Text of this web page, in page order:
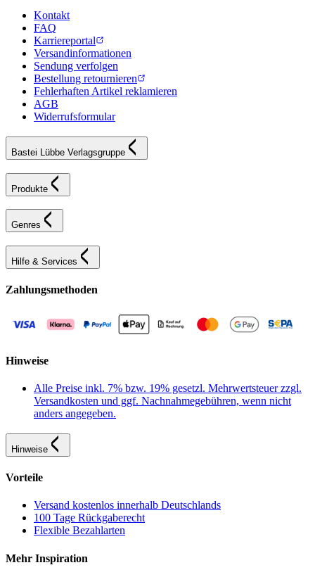
Kontakt
FAQ
Karriereportal
Versandinformationen
Sendung verfolgen
Bestellung retournieren
Fehlerhaften Artikel reklamieren
AGB
Widerrufsformular
Bastei Lübbe Verlagsgruppe
Produkte
Genres
Hilfe & Services
Zahlungsmethoden
Hinweise
Alle Preise inkl. 7% bzw. 19% gesetzl. Mehrwertsteuer zzgl.
Versandkosten und ggf. Nachnahmegebühren, wenn nicht
anders angegeben.
Hinweise
Vorteile
Versand kostenlos innerhalb Deutschlands
100 Tage Rückgaberecht
Flexible Bezahlarten
Mehr Inspiration